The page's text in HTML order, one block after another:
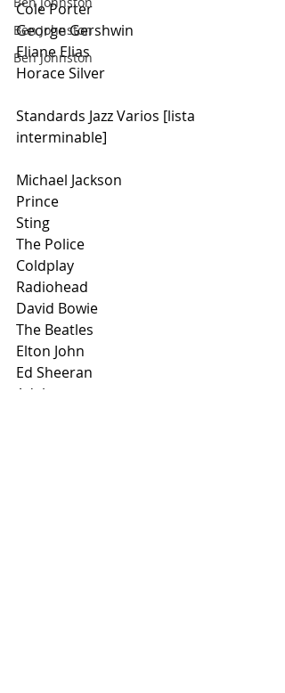
Ben Johnston
Ben Johnston
Cole Porter
George Gershwin
Eliane Elias
Horace Silver
Standards Jazz Varios [lista
interminable]
Michael Jackson
Prince
Sting
The Police
Coldplay
Radiohead
David Bowie
The Beatles
Elton John
Ed Sheeran
Adele